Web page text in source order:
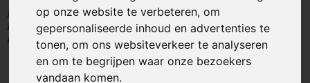
op onze website te verbeteren, om
gepersonaliseerde inhoud en advertenties te
tonen, om ons websiteverkeer te analyseren
en om te begrijpen waar onze bezoekers
vandaan komen.
Home >IJZERWAREN>SLANGKLEMMEN> SLANGKLEMMEN
EURO
>SLANGKLEM W2 EURO>RVS slangklem 20 - 32mm - (W2
EURO)